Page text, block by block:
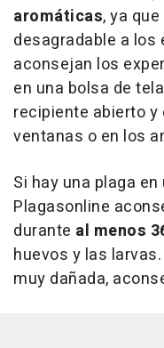
aromáticas, ya
desagradable a los
aconsejan los
en una bolsa de
recipiente abierto
ventanas o en los
Si hay una plaga
Plagasonline
durante al menos
huevos y las
muy dañada,